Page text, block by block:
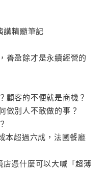
講精髓筆記
善盈餘才是永續經營的
顧客的不便就是商機？
做別人不敢做的事？
本超過六成，法國餐廳
憑什麼可以大喊「超薄